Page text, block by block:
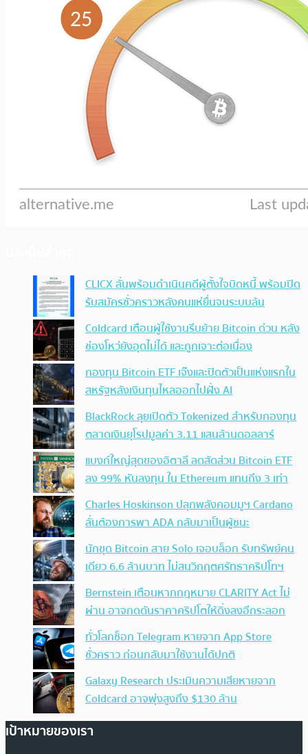
CLICX ลั่นพร้อมดำเนินคดีผู้ตั้งใจบิดหนี้ พร้อมปิด
รับสมัครชั่วคราวหลังคนแห่ยื่นจนระบบล้น
Coldcard เตือนผู้ใช้งานรีบย้าย Bitcoin ด่วน หลัง
ช่องโหว่ยังอุดไม่ได้ และถูกเจาะต่อเนื่อง
กองทุน Bitcoin ETF เจ๊งและปิดตัวเป็นแห่งแรกใน
สหรัฐหลังเงินทุนไหลออกไปฝั่ง AI
BlackRock ลุยเปิดตัว Tokenized สำหรับกองทุน
ตลาดเงินยุโรปมูลค่า 3.11 แสนล้านดอลลาร์
แบงก์ใหญ่สุดของอิตาลี ลดสัดส่วน Bitcoin ETF
ลง 99% หันลงทุน ใน Ethereum แทนถึง 3 เท่า
Charles Hoskinson ปลุกพลังคอมมูฯ Cardano
ลั่นต้องการพา ADA กลับมาเป็นผู้ชนะ
นักขุด Bitcoin สาย Solo เจอบล็อก รับทรัพย์คน
เดียว 6.6 ล้านบาท ไม่สนวิกฤตศรัทธาคริปโทฯ
Bernstein เตือนหากกฎหมาย CLARITY Act ไม่
ผ่าน อาจกดดันราคาคริปโตให้ดิ่งลงอีกระลอก
ทั่วโลกช็อก Telegram หายจาก App Store
ชั่วคราว ก่อนกลับมาใช้งานได้ปกติ
Galaxy Research ประเมินความเสียหายจาก
Coldcard อาจพุ่งสูงถึง $130 ล้าน
เป้าหมายของเรา